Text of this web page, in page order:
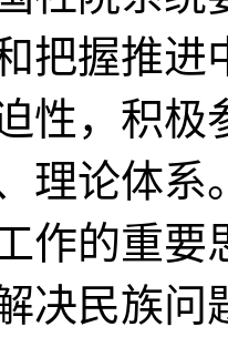
把握推进
性，积
理论体系
作的重要
决民族问